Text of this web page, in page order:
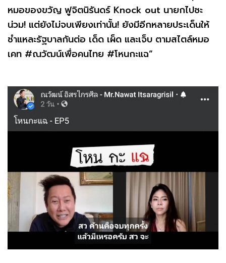
หมอของขวัญ ฟูจิตนิรันดร์ Knock out นายกไปซะ
น่วม! แต่ยังไม่จบเพียงเท่านั้น! ยังมีอีกหลายประเด็นให้
ชำแหละรัฐบาลกันต่อ เด็ด เผ็ด และเจ็บ ตามสไตล์หมอ
เคท #ณวัฒน์เพื่อคนไทย #โหนกะแฉ”